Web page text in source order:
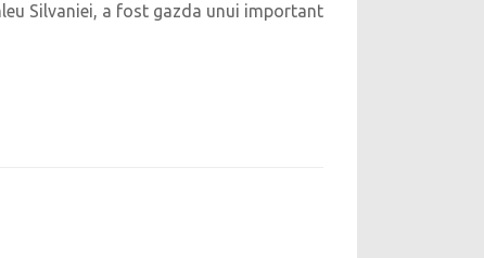
Silvaniei, a fost gazda unui important